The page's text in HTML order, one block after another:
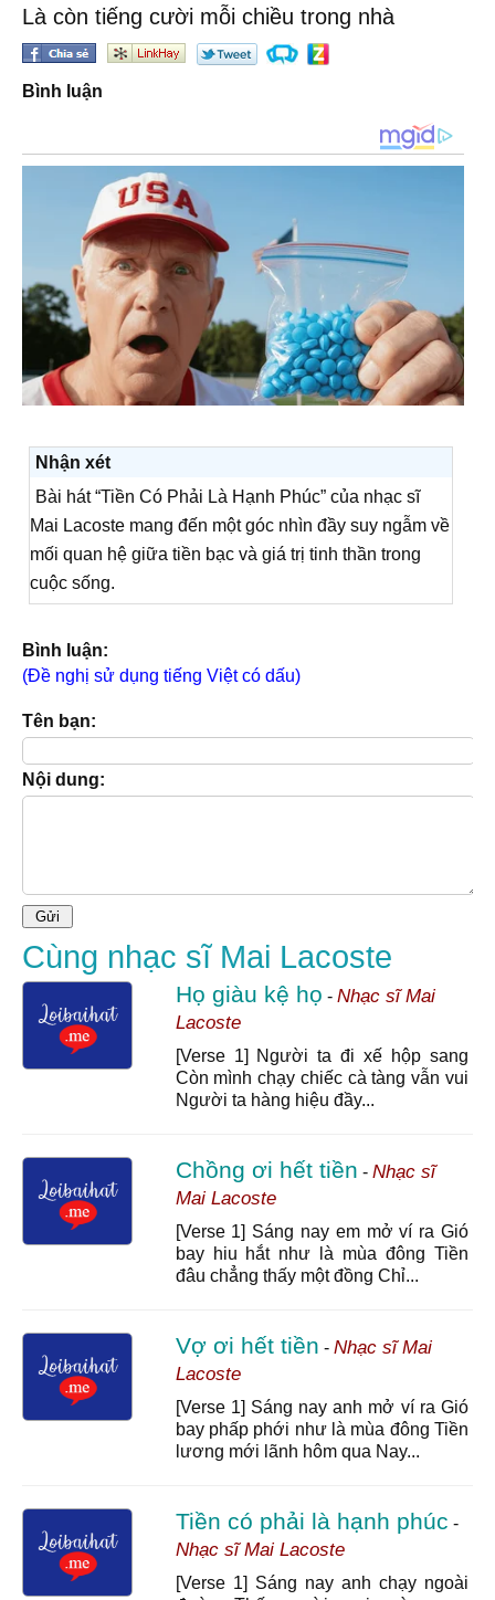
Là còn tiếng cười mỗi chiều trong nhà
Bình luận
Nhận xét
Bài hát “Tiền Có Phải Là Hạnh Phúc” của nhạc sĩ
Mai Lacoste mang đến một góc nhìn đầy suy ngẫm về
mối quan hệ giữa tiền bạc và giá trị tinh thần trong
cuộc sống.
Bình luận:
(Đề nghị sử dụng tiếng Việt có dấu)
Tên bạn:
Nội dung:
Cùng nhạc sĩ Mai Lacoste
Họ giàu kệ họ - Nhạc sĩ Mai
Lacoste
[Verse 1] Người ta đi xế hộp sang
Còn mình chạy chiếc cà tàng vẫn vui
Người ta hàng hiệu đầy...
Chồng ơi hết tiền - Nhạc sĩ
Mai Lacoste
[Verse 1] Sáng nay em mở ví ra Gió
bay hiu hắt như là mùa đông Tiền
đâu chẳng thấy một đồng Chỉ...
Vợ ơi hết tiền - Nhạc sĩ Mai
Lacoste
[Verse 1] Sáng nay anh mở ví ra Gió
bay phấp phới như là mùa đông Tiền
lương mới lãnh hôm qua Nay...
Tiền có phải là hạnh phúc -
Nhạc sĩ Mai Lacoste
[Verse 1] Sáng nay anh chạy ngoài